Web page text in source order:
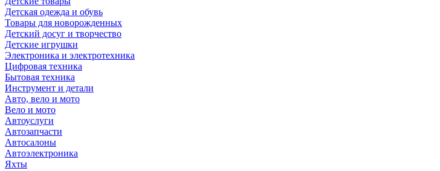
Детская одежда и обувь
Товары для новорожденных
Детский досуг и творчество
Детские игрушки
Электроника и электротехника
Цифровая техника
Бытовая техника
Инструмент и детали
Авто, вело и мото
Вело и мото
Автоуслуги
Автозапчасти
Автосалоны
Автоэлектроника
Яхты